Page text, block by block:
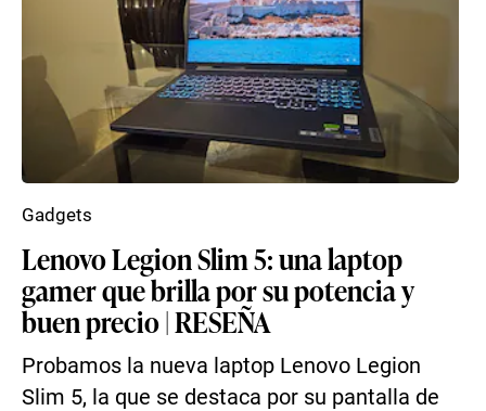
Lenovo Legion Slim 5: una laptop
gamer que brilla por su potencia y
buen precio | RESEÑA
Probamos la nueva laptop Lenovo Legion
Slim 5, la que se destaca por su pantalla de
Gadgets